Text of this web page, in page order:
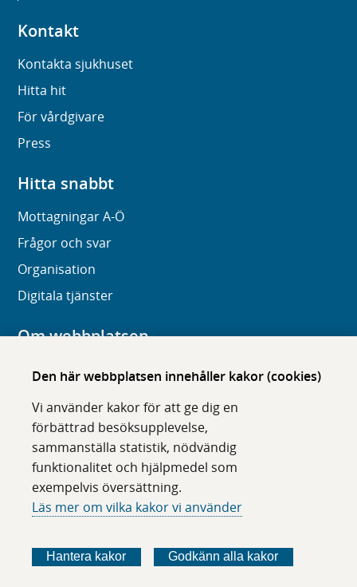
Den här webbplatsen innehåller kakor (cookies)
Vi använder kakor för att ge dig en
förbättrad besöksupplevelse,
sammanställa statistik, nödvändig
funktionalitet och hjälpmedel som
exempelvis översättning.
Läs mer om vilka kakor vi använder
Hantera kakor Godkänn alla kakor
Kontakt
Kontakta sjukhuset
Hitta hit
För vårdgivare
Press
Hitta snabbt
Mottagningar A-Ö
Frågor och svar
Organisation
Digitala tjänster
Om webbplatsen
Om karolinska.se
Tillgänglighet
Om cookies
Följ oss i sociala medier
ö
l
ö
l
ö
l